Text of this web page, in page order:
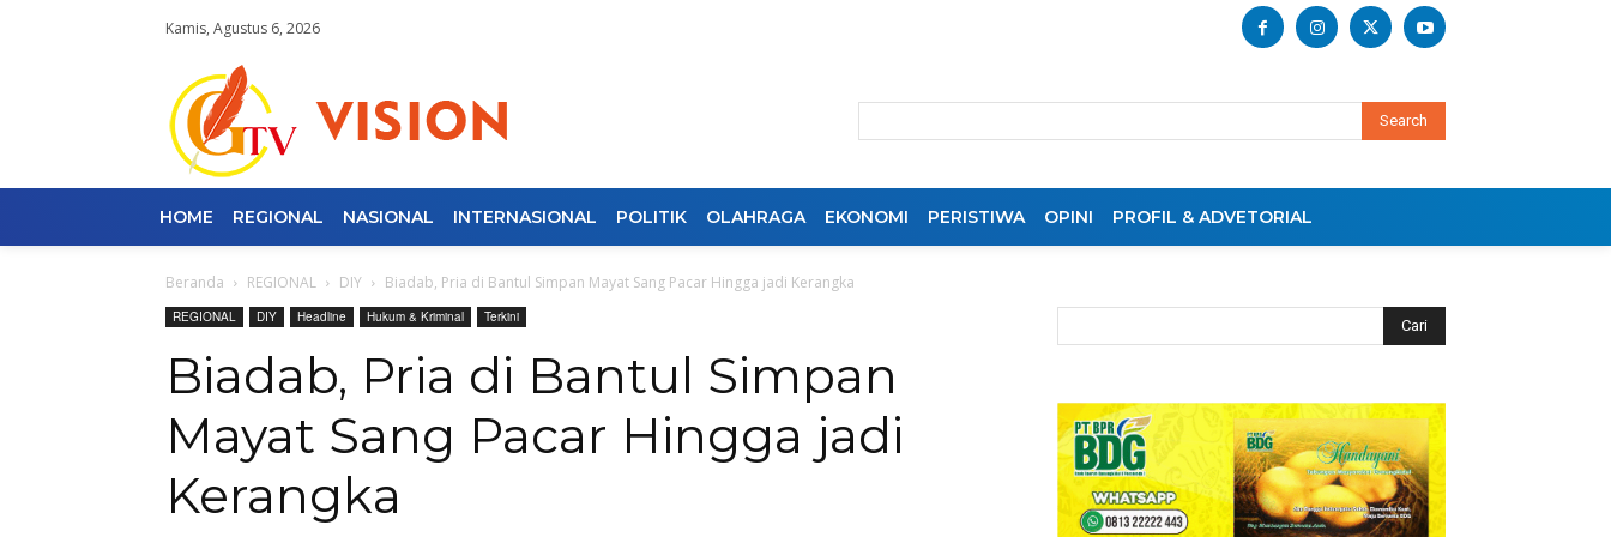
Kamis, Agustus 6, 2026
Search
HOME REGIONAL NASIONAL INTERNASIONAL POLITIK OLAHRAGA EKONOMI PERISTIWA OPINI PROFIL & ADVETORIAL
Beranda REGIONAL DIY Biadab, Pria di Bantul Simpan Mayat Sang Pacar Hingga jadi Kerangka
REGIONAL DIY Headline Hukum & Kriminal Terkini
Biadab, Pria di Bantul Simpan
Mayat Sang Pacar Hingga jadi
Kerangka